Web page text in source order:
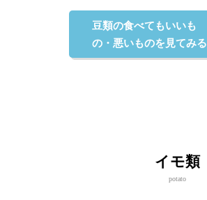
豆類の食べてもいいも
の・悪いものを見てみる
イモ類
potato